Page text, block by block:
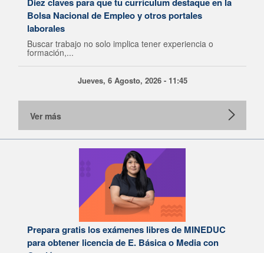
Bolsa Nacional de Empleo y otros portales
laborales
Buscar trabajo no solo implica tener experiencia o
formación,...
Jueves, 6 Agosto, 2026 - 11:45
Ver más
Prepara gratis los exámenes libres de MINEDUC
para obtener licencia de E. Básica o Media con